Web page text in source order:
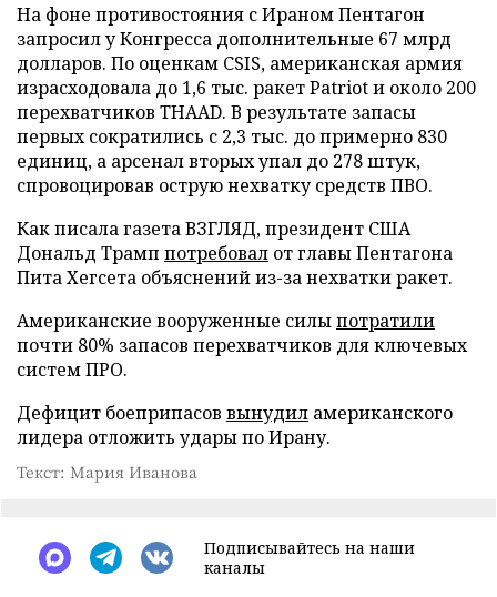
На фоне противостояния с Ираном Пентагон
запросил у Конгресса дополнительные 67 млрд
долларов. По оценкам CSIS, американская армия
израсходовала до 1,6 тыс. ракет Patriot и около 200
перехватчиков THAAD. В результате запасы
первых сократились с 2,3 тыс. до примерно 830
единиц, а арсенал вторых упал до 278 штук,
спровоцировав острую нехватку средств ПВО.
Как писала газета ВЗГЛЯД, президент США
Дональд Трамп потребовал от главы Пентагона
Пита Хегсета объяснений из-за нехватки ракет.
Американские вооруженные силыпотратили
почти 80% запасов перехватчиков для ключевых
систем ПРО.
Дефицит боеприпасов вынудил американского
лидера отложить удары по Ирану.
Текст: Мария Иванова
Подписывайтесь на наши
каналы